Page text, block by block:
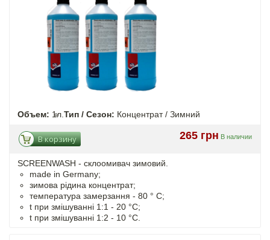
Объем: 1л. Тип / Сезон: Концентрат / Зимний
265 грн В наличии
В корзину
SCREENWASH - cклоомивач зимовий.
made in Germany;
зимова рідина концентрат;
температура замерзання - 80 ° C;
t при змішуванні 1:1 - 20 °C;
t при змішуванні 1:2 - 10 °C.